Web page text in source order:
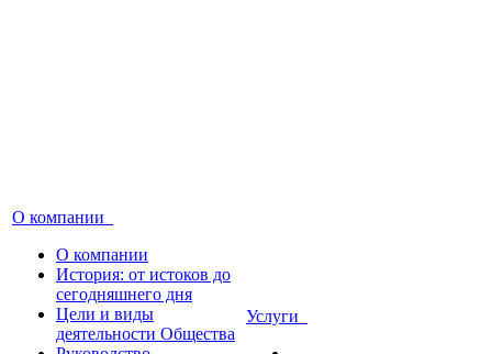
О компании
О компании
История: от истоков до
сегодняшнего дня
Цели и виды
деятельности Общества
Услуги